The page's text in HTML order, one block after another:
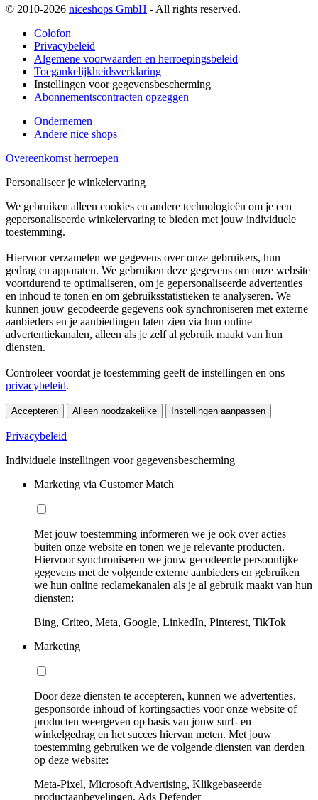
© 2010-2026 niceshops GmbH - All rights reserved.
Colofon
Privacybeleid
Algemene voorwaarden en herroepingsbeleid
Toegankelijkheidsverklaring
Instellingen voor gegevensbescherming
Abonnementscontracten opzeggen
Ondernemen
Andere nice shops
Overeenkomst herroepen
Personaliseer je winkelervaring
We gebruiken alleen cookies en andere technologieën om je een
gepersonaliseerde winkelervaring te bieden met jouw individuele
toestemming.
Hiervoor verzamelen we gegevens over onze gebruikers, hun
gedrag en apparaten. We gebruiken deze gegevens om onze website
voortdurend te optimaliseren, om je gepersonaliseerde advertenties
en inhoud te tonen en om gebruiksstatistieken te analyseren. We
kunnen jouw gecodeerde gegevens ook synchroniseren met externe
aanbieders en je aanbiedingen laten zien via hun online
advertentiekanalen, alleen als je zelf al gebruik maakt van hun
diensten.
Controleer voordat je toestemming geeft de instellingen en ons
privacybeleid.
Accepteren Alleen noodzakelijke Instellingen aanpassen
Privacybeleid
Individuele instellingen voor gegevensbescherming
Marketing via Customer Match
Met jouw toestemming informeren we je ook over acties
buiten onze website en tonen we je relevante producten.
Hiervoor synchroniseren we jouw gecodeerde persoonlijke
gegevens met de volgende externe aanbieders en gebruiken
we hun online reclamekanalen als je al gebruik maakt van hun
diensten:
Bing, Criteo, Meta, Google, LinkedIn, Pinterest, TikTok
Marketing
Door deze diensten te accepteren, kunnen we advertenties,
gesponsorde inhoud of kortingsacties voor onze website of
producten weergeven op basis van jouw surf- en
winkelgedrag en het succes hiervan meten. Met jouw
toestemming gebruiken we de volgende diensten van derden
op deze website:
Meta-Pixel, Microsoft Advertising, Klikgebaseerde
productaanbevelingen, Ads Defender